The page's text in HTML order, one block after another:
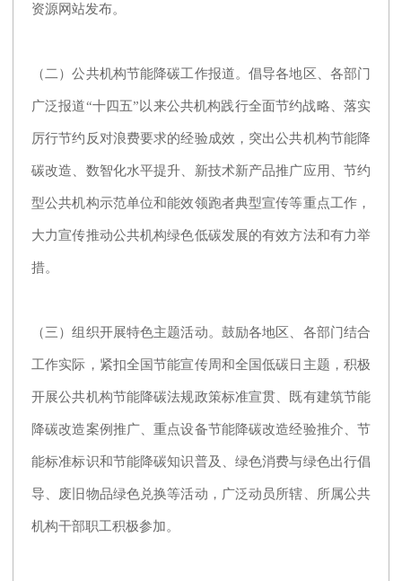
资源网站发布。
（二）公共机构节能降碳工作报道。倡导各地区、各部门
广泛报道“十四五”以来公共机构践行全面节约战略、落实
厉行节约反对浪费要求的经验成效，突出公共机构节能降
碳改造、数智化水平提升、新技术新产品推广应用、节约
型公共机构示范单位和能效领跑者典型宣传等重点工作，
大力宣传推动公共机构绿色低碳发展的有效方法和有力举
措。
（三）组织开展特色主题活动。鼓励各地区、各部门结合
工作实际，紧扣全国节能宣传周和全国低碳日主题，积极
开展公共机构节能降碳法规政策标准宣贯、既有建筑节能
降碳改造案例推广、重点设备节能降碳改造经验推介、节
能标准标识和节能降碳知识普及、绿色消费与绿色出行倡
导、废旧物品绿色兑换等活动，广泛动员所辖、所属公共
机构干部职工积极参加。